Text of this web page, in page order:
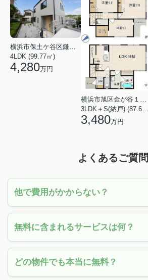
横浜市保土ケ谷区鎌谷町
4LDK (99.77㎡)
4,280万円
横浜市旭区金が谷１丁目
3LDK＋S(納戸) (87.61㎡)
3,480万円
よくあるご質問
他で費用がかからない？
無料に含まれるサービスは何？
どの物件でも本当に無料？